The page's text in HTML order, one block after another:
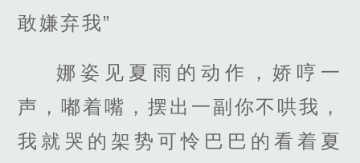
敢嫌弃我”
娜姿见夏雨的动作，娇哼一
声，嘟着嘴，摆出一副你不哄我，
我就哭的架势可怜巴巴的看着夏